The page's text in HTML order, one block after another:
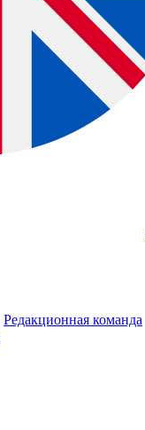
Редакционная команда